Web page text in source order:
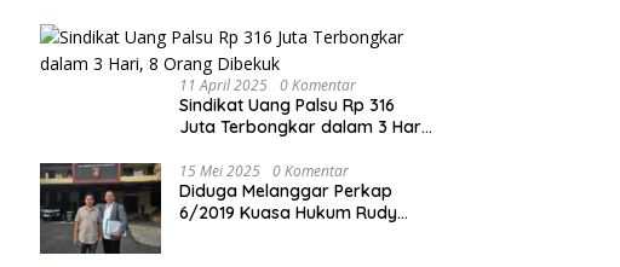
Kota
11 April 2025 0 Komentar
Sindikat Uang Palsu Rp 316
Juta Terbongkar dalam 3 Hari,
15 Mei 2025 0 Komentar
Diduga Melanggar Perkap
6/2019 Kuasa Hukum Rudy